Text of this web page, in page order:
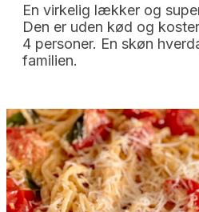
En virkelig lækker og
Den er uden kød og
4 personer. En skøn
familien.